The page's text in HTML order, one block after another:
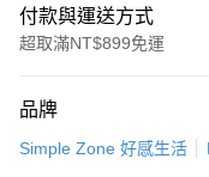
付款與運送方式
超取滿NT$899免運
信用卡一次付款
品牌
Simple Zone 好感生活